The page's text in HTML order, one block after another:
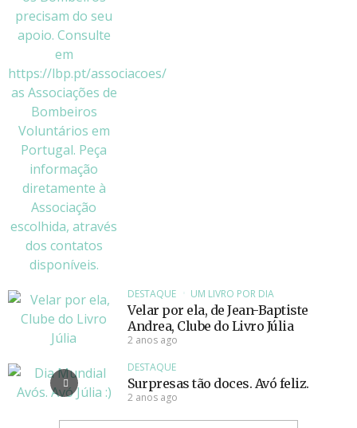
DESTAQUE UM LIVRO POR DIA
Velar por ela, de Jean-Baptiste
Andrea, Clube do Livro Júlia
2 anos ago
DESTAQUE
Surpresas tão doces. Avó feliz.
2 anos ago